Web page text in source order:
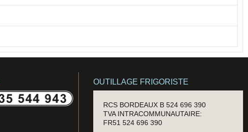
OUTILLAGE FRIGORISTE
RCS BORDEAUX B 524 696 390
TVA INTRACOMMUNAUTAIRE:
FR51 524 696 390